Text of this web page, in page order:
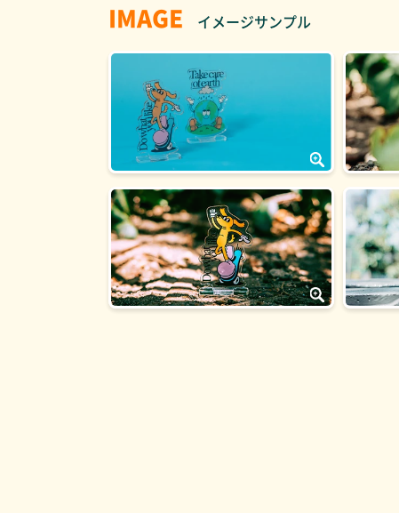
IMAGE イメージサンプル